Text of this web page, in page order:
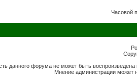
Часовой
данного форума не может быть
Мнение администрации может